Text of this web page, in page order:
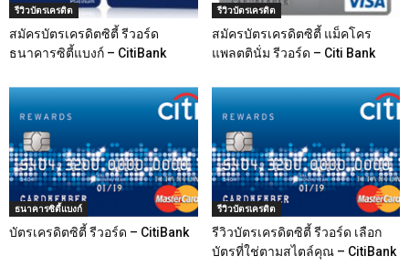
รีวิวบัตรเครดิต
สมัครบัตรเครดิตซิตี้ รีวอร์ด
ธนาคารซิตี้แบงก์ – CitiBank
รีวิวบัตรเครดิต
สมัครบัตรเครดิตซิตี้ แม็คโคร
แพลตตินั่ม รีวอร์ด – Citi Bank
ธนาคารซิตี้แบงก์
บัตรเครดิตซิตี้ รีวอร์ด – CitiBank
รีวิวบัตรเครดิต
รีวิวบัตรเครดิตซิตี้ รีวอร์ด เลือก
บัตรที่ใช่ตามสไตล์คุณ – CitiBank